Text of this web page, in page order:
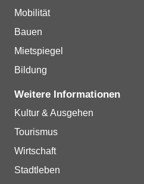
Mobilität
Bauen
Mietspiegel
Bildung
Weitere Informationen
Kultur & Ausgehen
Tourismus
Wirtschaft
Stadtleben